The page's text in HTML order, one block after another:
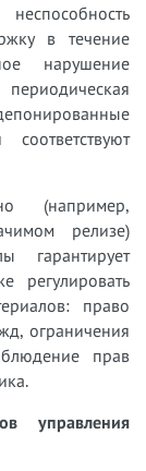
в течение
нарушение
(например,
релизе)
гарантирует
регулировать
право
ограничения
прав
управления